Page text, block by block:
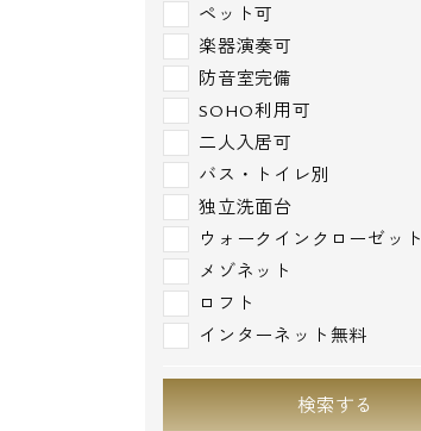
ペット可
楽器演奏可
防音室完備
SOHO利用可
二人入居可
バス・トイレ別
独立洗面台
ウォークインクローゼット
メゾネット
ロフト
インターネット無料
検索する